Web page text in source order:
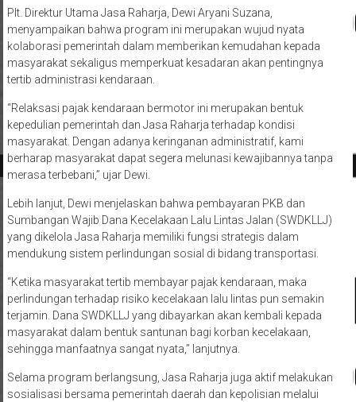
Plt. Direktur Utama Jasa Raharja, Dewi Aryani Suzana,
menyampaikan bahwa program ini merupakan wujud nyata
kolaborasi pemerintah dalam memberikan kemudahan kepada
masyarakat sekaligus memperkuat kesadaran akan pentingnya
tertib administrasi kendaraan.
“Relaksasi pajak kendaraan bermotor ini merupakan bentuk
kepedulian pemerintah dan Jasa Raharja terhadap kondisi
masyarakat. Dengan adanya keringanan administratif, kami
berharap masyarakat dapat segera melunasi kewajibannya tanpa
merasa terbebani,” ujar Dewi.
Lebih lanjut, Dewi menjelaskan bahwa pembayaran PKB dan
Sumbangan Wajib Dana Kecelakaan Lalu Lintas Jalan (SWDKLLJ)
yang dikelola Jasa Raharja memiliki fungsi strategis dalam
mendukung sistem perlindungan sosial di bidang transportasi.
“Ketika masyarakat tertib membayar pajak kendaraan, maka
perlindungan terhadap risiko kecelakaan lalu lintas pun semakin
terjamin. Dana SWDKLLJ yang dibayarkan akan kembali kepada
masyarakat dalam bentuk santunan bagi korban kecelakaan,
sehingga manfaatnya sangat nyata,” lanjutnya.
Selama program berlangsung, Jasa Raharja juga aktif melakukan
sosialisasi bersama pemerintah daerah dan kepolisian melalui